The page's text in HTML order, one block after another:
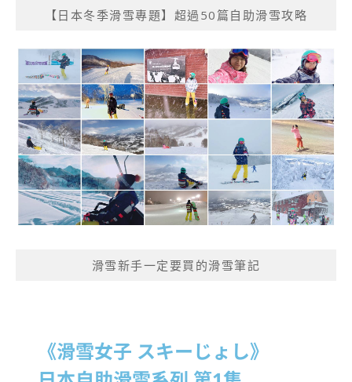
【日本冬季滑雪專題】超過50篇自助滑雪攻略
滑雪新手一定要買的滑雪筆記